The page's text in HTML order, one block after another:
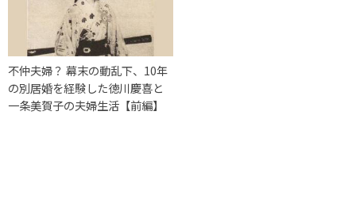
不仲夫婦？ 幕末の動乱下、10年
の別居婚を経験した徳川慶喜と
一条美賀子の夫婦生活【前編】